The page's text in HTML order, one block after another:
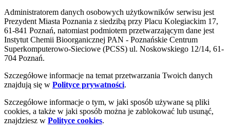
Administratorem danych osobowych użytkowników serwisu jest
Prezydent Miasta Poznania z siedzibą przy Placu Kolegiackim 17,
61-841 Poznań, natomiast podmiotem przetwarzającym dane jest
Instytut Chemii Bioorganicznej PAN - Poznańskie Centrum
Superkomputerowo-Sieciowe (PCSS) ul. Noskowskiego 12/14, 61-
704 Poznań.
Szczegółowe informacje na temat przetwarzania Twoich danych
znajdują się w Polityce prywatności.
Szczegółowe informacje o tym, w jaki sposób używane są pliki
cookies, a także w jaki sposób można je zablokować lub usunąć,
znajdziesz w Polityce cookies.